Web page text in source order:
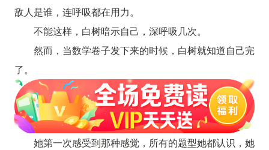
敌人是谁，连呼吸都在用力。
不能这样，白树暗示自己，深呼吸几次。
然而，当数学卷子发下来的时候，白树就知道自己完
了。
她第一次感受到那种感觉，所有的题型她都认识，她